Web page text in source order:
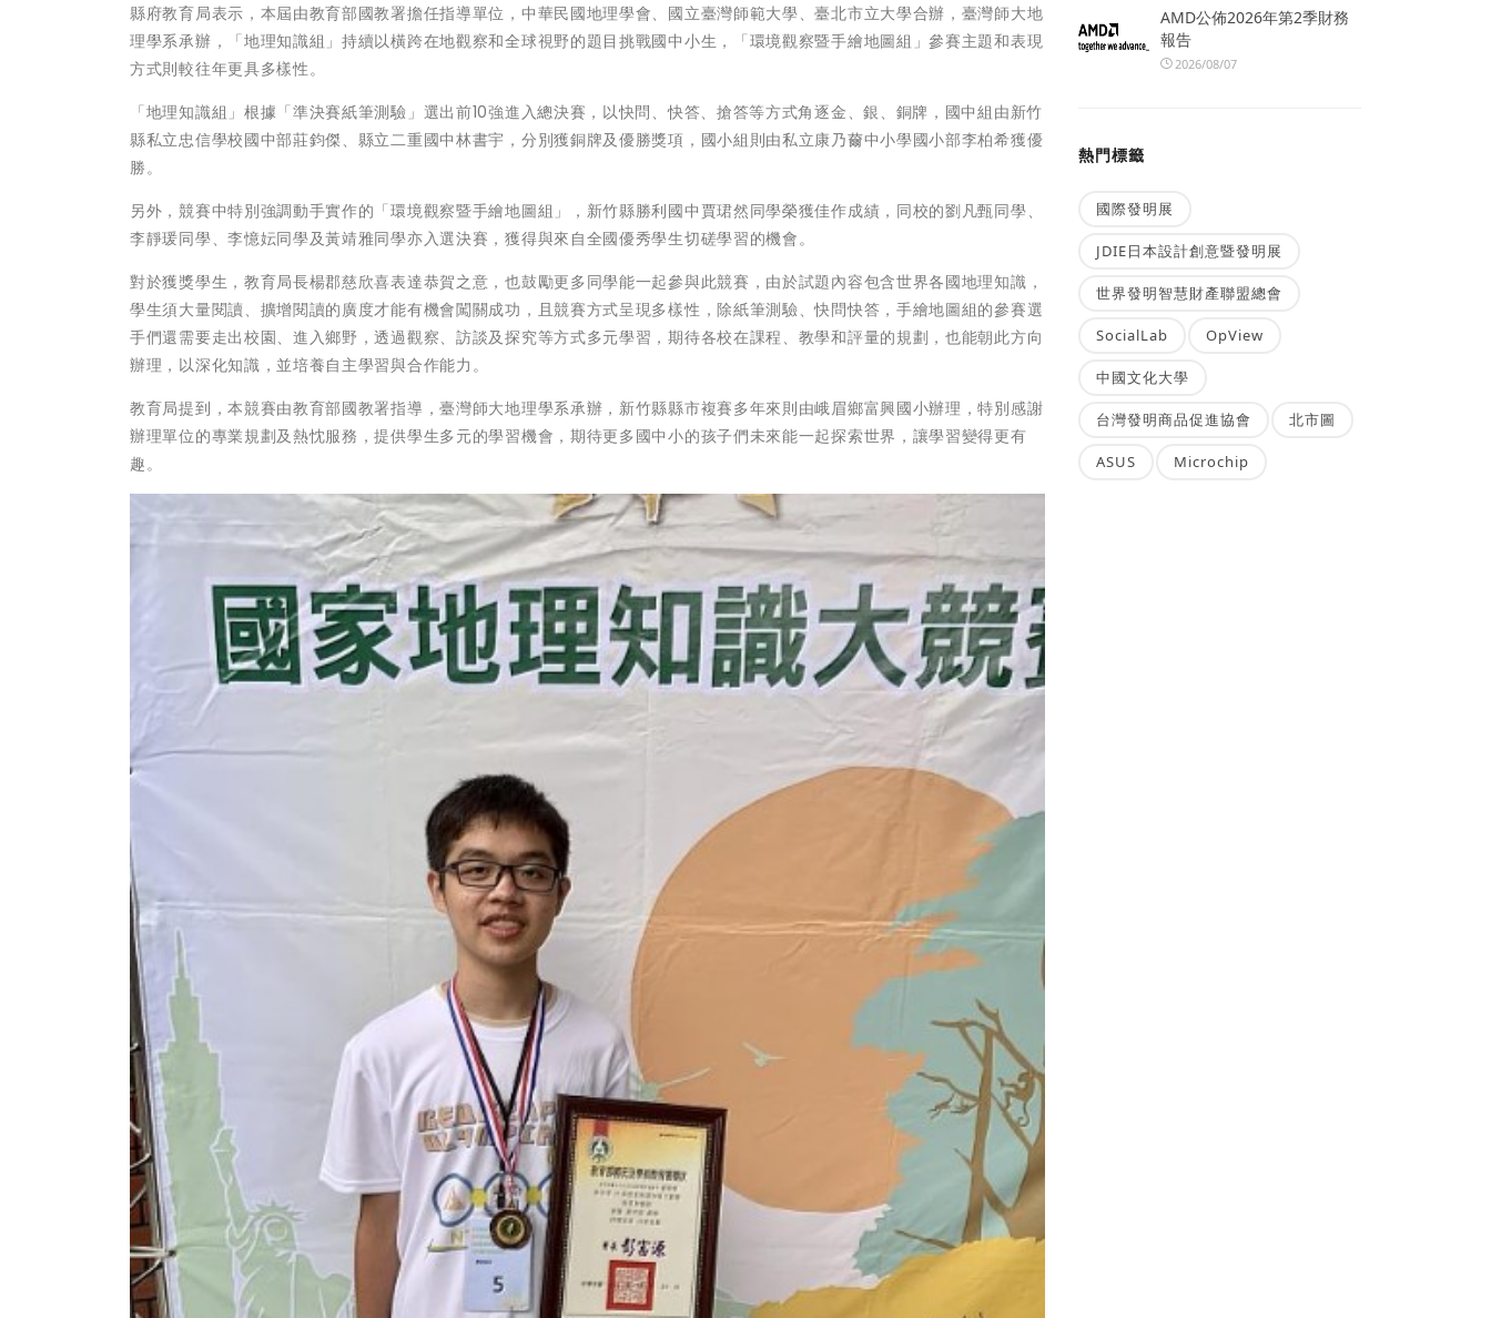
縣府教育局表示，本屆由教育部國教署擔任指導單位，中華民國地理學會、國立臺灣師範大學、臺北市立大學合辦，臺灣師大地
理學系承辦，「地理知識組」持續以橫跨在地觀察和全球視野的題目挑戰國中小生，「環境觀察暨手繪地圖組」參賽主題和表現
方式則較往年更具多樣性。
「地理知識組」根據「準決賽紙筆測驗」選出前10強進入總決賽，以快問、快答、搶答等方式角逐金、銀、銅牌，國中組由新竹
縣私立忠信學校國中部莊鈞傑、縣立二重國中林書宇，分別獲銅牌及優勝獎項，國小組則由私立康乃薾中小學國小部李柏希獲優
勝。
另外，競賽中特別強調動手實作的「環境觀察暨手繪地圖組」，新竹縣勝利國中賈珺然同學榮獲佳作成績，同校的劉凡甄同學、
李靜瑗同學、李憶妘同學及黃靖雅同學亦入選決賽，獲得與來自全國優秀學生切磋學習的機會。
對於獲獎學生，教育局長楊郡慈欣喜表達恭賀之意，也鼓勵更多同學能一起參與此競賽，由於試題內容包含世界各國地理知識，
學生須大量閱讀、擴增閱讀的廣度才能有機會闖關成功，且競賽方式呈現多樣性，除紙筆測驗、快問快答，手繪地圖組的參賽選
手們還需要走出校園、進入鄉野，透過觀察、訪談及探究等方式多元學習，期待各校在課程、教學和評量的規劃，也能朝此方向
辦理，以深化知識，並培養自主學習與合作能力。
教育局提到，本競賽由教育部國教署指導，臺灣師大地理學系承辦，新竹縣縣市複賽多年來則由峨眉鄉富興國小辦理，特別感謝
辦理單位的專業規劃及熱忱服務，提供學生多元的學習機會，期待更多國中小的孩子們未來能一起探索世界，讓學習變得更有
趣。
AMD公佈2026年第2季財務
報告
2026/08/07
熱門標籤
國際發明展
JDIE日本設計創意暨發明展
世界發明智慧財產聯盟總會
SocialLab OpView
中國文化大學
台灣發明商品促進協會 北市圖
ASUS Microchip